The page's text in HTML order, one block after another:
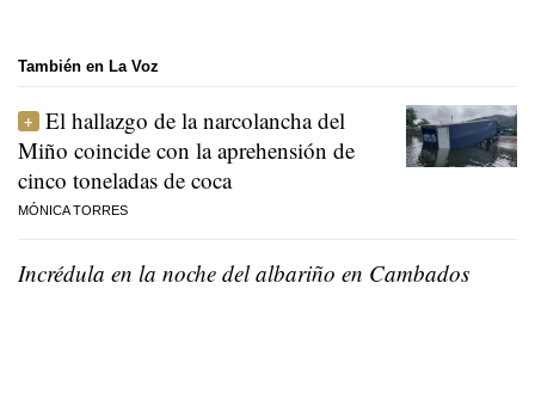
También en La Voz
El hallazgo de la narcolancha del
Miño coincide con la aprehensión de
cinco toneladas de coca
MÓNICA TORRES
Incrédula en la noche del albariño en Cambados